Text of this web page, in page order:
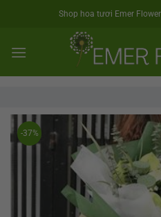
Shop hoa tươi Emer
-37%